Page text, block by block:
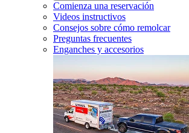
Comienza una reservación
Videos instructivos
Consejos sobre cómo remolcar
Preguntas frecuentes
Enganches y accesorios